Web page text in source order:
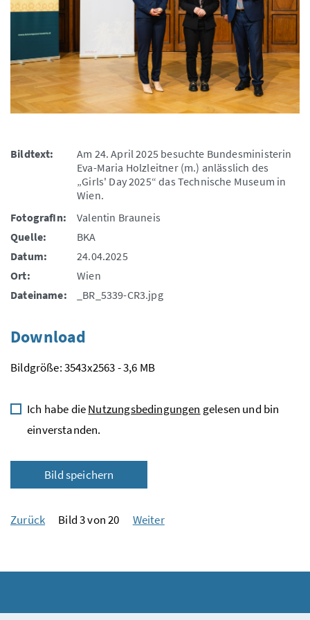
Bildtext:
Am 24. April 2025 besuchte Bundesministerin
Eva-Maria Holzleitner (m.) anlässlich des
„Girls' Day 2025“ das Technische Museum in
Wien.
FotografIn:
Valentin Brauneis
Quelle:
BKA
Datum:
24.04.2025
Ort:
Wien
Dateiname:
_BR_5339-CR3.jpg
Download
Bildgröße: 3543x2563 - 3,6 MB
Ich habe dieNutzungsbedingungen gelesen und bin
einverstanden.
Bild speichern
Zurück Bild 3 von 20 Weiter